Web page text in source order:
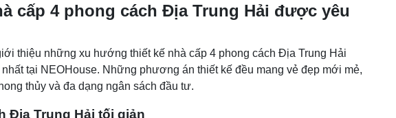
cấp 4 phong cách Địa Trung Hải được yêu
thiệu những xu hướng thiết kế nhà cấp 4 phong cách Địa Trung Hải
tại NEOHouse. Những phương án thiết kế đều mang vẻ đẹp mới mẻ,
thủy và đa dạng ngân sách đầu tư.
Địa Trung Hải tối giản